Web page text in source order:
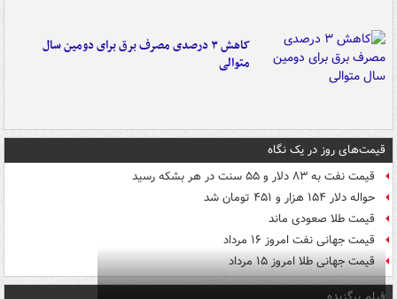
کاهش ۳ درصدی مصرف برق برای دومین سال
متوالی
قیمت‌های روز در یک نگاه
قیمت نفت به ۸۳ دلار و ۵۵ سنت در هر بشکه رسید
حواله دلار ۱۵۴ هزار و ۴۵۱ تومان شد
قیمت طلا صعودی ماند
قیمت جهانی نفت امروز ۱۶ مرداد
قیمت جهانی طلا امروز ۱۵ مرداد